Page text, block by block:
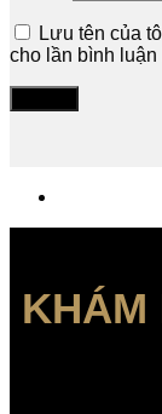
Lưu tên của
cho lần bình luận
KHÁM